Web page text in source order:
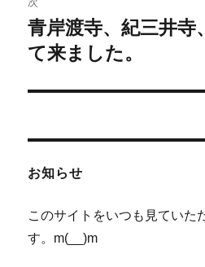
ー
シ
ン
次
の
稿:
青岸渡寺、紀三井寺
て来ました。
お知らせ
このサイトをいつも見ていた
す。m(__)m